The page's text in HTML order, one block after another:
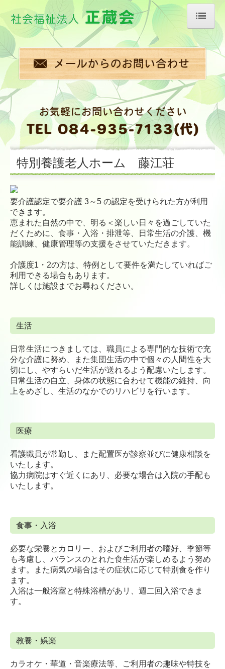
ホーム
特別養護老人ホーム
短期入所生活介護事業所
職員募集
アクセス
法人概要（情報公開）
施設案内
入居までの流れ
料金体系について
お知らせ
個人情報保護方針
特別養護老人ホーム 藤江荘
要介護認定で要介護 3～5 の認定を受けられた方が利用
できます。
恵まれた自然の中で、明る＜楽しい日々を過ごしていた
だくために、食事・入浴・排泄等、日常生活の介護、機
能訓練、健康管理等の支援をさせていただきます。
介護度1・2の方は、特例として要件を満たしていればご
利用できる場合もあります。
詳しくは施設までお尋ねください。
生活
日常生活につきましては、職員による専門的な技術で充
分な介護に努め、また集団生活の中で個々の人間性を大
切にし、やすらいだ生活が送れるよう配慮いたします。
日常生活の自立、身体の状態に合わせて機能の維持、向
上をめざし、生活のなかでのリハビリを行います。
医療
看護職員が常勤し、また配置医が診察並びに健康相談を
いたします。
協力病院はすぐ近くにあリ、必要な場合は入院の手配も
いたします。
食事・入浴
必要な栄養とカロリー、およびご利用者の嗜好、季節等
も考慮し、バランスのとれた食生活が楽しめるよう努め
ます。また病気の場合はその症状に応じて特別食を作り
ます。
入浴は一般浴室と特殊浴槽があリ、週二回入浴できま
す。
教養・娯楽
カラオケ・華道・音楽療法等、ご利用者の趣味や特技を